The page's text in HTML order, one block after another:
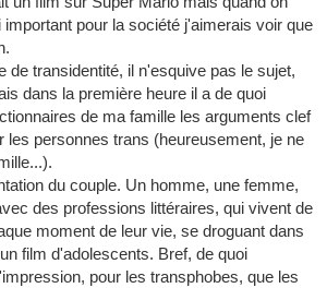
pour la société j'aimerais voir que
de transidentité, il n'esquive pas le sujet,
dans la première heure il a de quoi
de ma famille les arguments clef
les personnes trans (heureusement, je ne
du couple. Un homme, une femme,
des professions littéraires, qui vivent de
moment de leur vie, se droguant dans
film d'adolescents. Bref, de quoi
pour les transphobes, que les